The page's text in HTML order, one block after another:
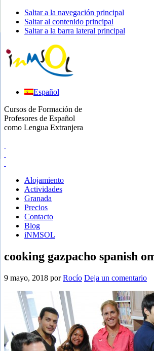
Saltar a la navegación principal
Saltar al contenido principal
Saltar a la barra lateral principal
Español
Cursos de Formación de
Profesores de Español
como Lengua Extranjera
Alojamiento
Actividades
Granada
Precios
Contacto
Blog
iNMSOL
cooking gazpacho spanish
9 mayo, 2018 porRocío Deja un comentario